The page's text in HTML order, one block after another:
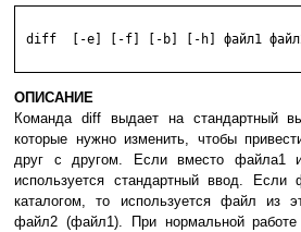
diff  [-e] [-f] [-b] [-h] файл1
ОПИСАНИЕ
Команда diff выдает на стандартный
которые нужно изменить, чтобы
друг с другом. Если вместо файла1
используется стандартный ввод.
каталогом, то используется файл из
файл2 (файл1). При нормальной